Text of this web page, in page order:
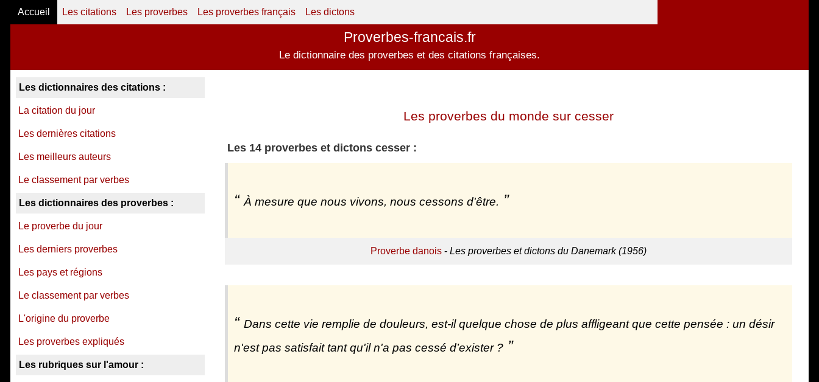
Accueil Les citations Les proverbes Les proverbes français Les dictons
Proverbes-francais.fr
Le dictionnaire des proverbes et des citations françaises.
Les proverbes du monde sur cesser
Les 14 proverbes et dictons cesser :
À mesure que nous vivons, nous cessons d'être.
Proverbe danois - Les proverbes et dictons du Danemark (1956)
Dans cette vie remplie de douleurs, est-il quelque chose de plus affligeant que cette pensée : un désir
n'est pas satisfait tant qu'il n'a pas cessé d’exister ?
Les dictionnaires des citations :
La citation du jour
Les dernières citations
Les meilleurs auteurs
Le classement par verbes
Les dictionnaires des proverbes :
Le proverbe du jour
Les derniers proverbes
Les pays et régions
Le classement par verbes
L'origine du proverbe
Les proverbes expliqués
Les rubriques sur l'amour :